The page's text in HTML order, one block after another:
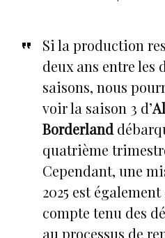
Si la production
deux ans entre les
saisons, nous
voir la saison 3 d’
Borderland
quatrième
Cependant, une
2025 est
compte tenu des
au processus de